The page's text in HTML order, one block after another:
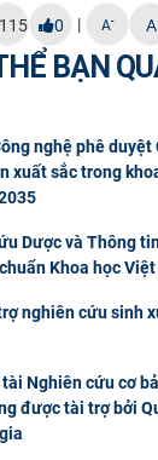
115 0 | A- A
BẠN
nghệ phê
xuất sắc trong
Dược và Thông
Khoa học
nghiên cứu sinh
Nghiên cứu cơ
được tài trợ bởi